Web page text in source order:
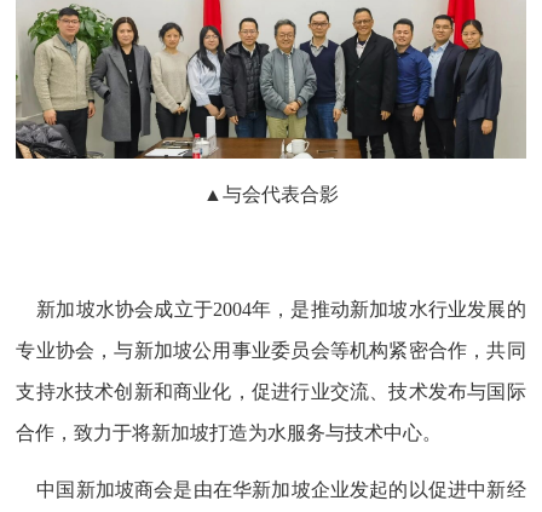
▲与会代表合影
新加坡水协会成立于2004年，是推动新加坡水行业发展的
专业协会，与新加坡公用事业委员会等机构紧密合作，共同
支持水技术创新和商业化，促进行业交流、技术发布与国际
合作，致力于将新加坡打造为水服务与技术中心。
中国新加坡商会是由在华新加坡企业发起的以促进中新经